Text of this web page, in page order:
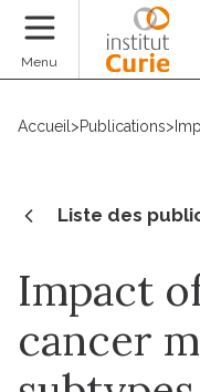
Menu
Accueil >Publications>
Liste des
Impact
cancer